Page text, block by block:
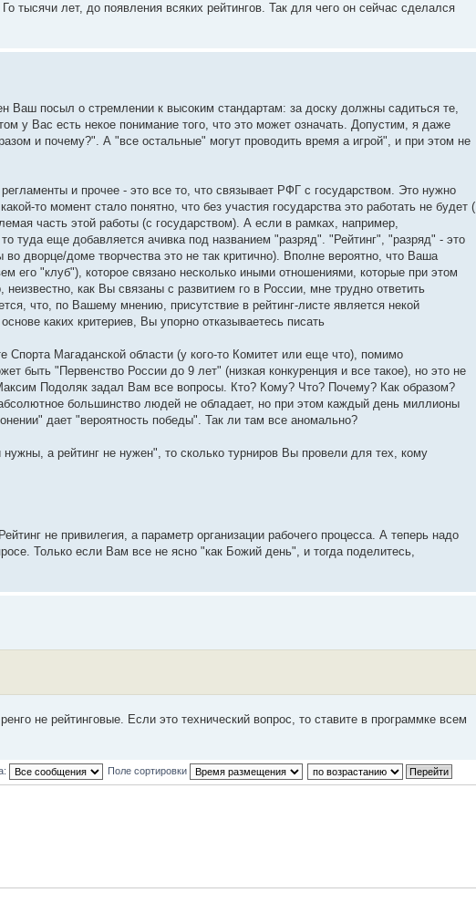
тысячи лет, до появления всяких рейтингов. Так для чего он сейчас сделался
Ваш посыл о стремлении к высоким стандартам: за доску должны садиться те,
у Вас есть некое понимание того, что это может означать. Допустим, я даже
и почему?". А "все остальные" могут проводить время а игрой", и при этом не
и прочее - это все то, что связывает РФГ с государством. Это нужно
то момент стало понятно, что без участия государства это работать не будет (
часть этой работы (с государством). А если в рамках, например,
туда еще добавляется ачивка под названием "разряд". "Рейтинг", "разряд" - это
доме творчества это не так критично). Вполне вероятно, что Ваша
его "клуб"), которое связано несколько иными отношениями, которые при этом
как Вы связаны с развитием го в России, мне трудно ответить
что, по Вашему мнению, присутствие в рейтинг-листе является некой
каких критериев, Вы упорно отказываетесь писать
Спорта Магаданской области (у кого-то Комитет или еще что), помимо
быть "Первенство России до 9 лет" (низкая конкуренция и все такое), но это не
Подоляк задал Вам все вопросы. Кто? Кому? Что? Почему? Как образом?
большинство людей не обладает, но при этом каждый день миллионы
дает "вероятность победы". Так ли там все аномально?
а рейтинг не нужен", то сколько турниров Вы провели для тех, кому
не привилегия, а параметр организации рабочего процесса. А теперь надо
Только если Вам все не ясно "как Божий день", и тогда поделитесь,
не рейтинговые. Если это технический вопрос, то ставите в программке всем
Поле сортировки